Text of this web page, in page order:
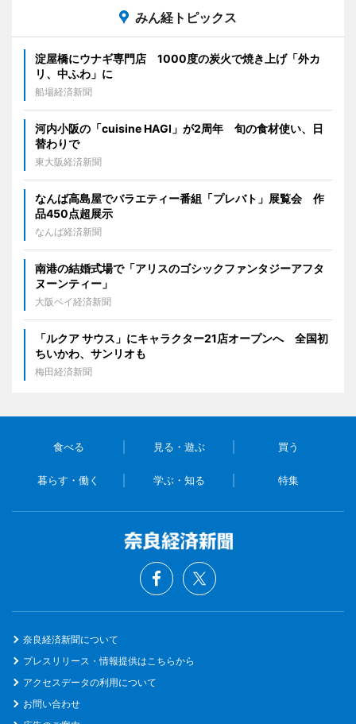
みん経トピックス
淀屋橋にウナギ専門店 1000度の炭火で焼き上げ「外カ
リ、中ふわ」に
船場経済新聞
河内小阪の「cuisine HAGI」が2周年 旬の食材使い、日
替わりで
東大阪経済新聞
なんば高島屋でバラエティー番組「プレバト」展覧会 作
品450点超展示
なんば経済新聞
南港の結婚式場で「アリスのゴシックファンタジーアフタ
ヌーンティー」
大阪ベイ経済新聞
「ルクア サウス」にキャラクター21店オープンへ 全国初
ちいかわ、サンリオも
梅田経済新聞
食べる 見る・遊ぶ 買う
暮らす・働く 学ぶ・知る 特集
奈良経済新聞について
プレスリリース・情報提供はこちらから
アクセスデータの利用について
お問い合わせ